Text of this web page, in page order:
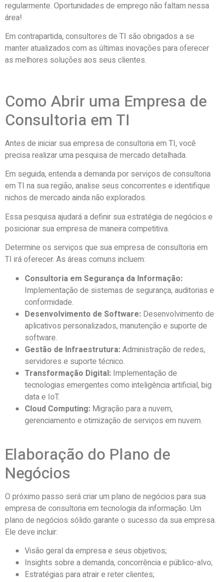
regularmente. Oportunidades de emprego não faltam nessa
área!
Em contrapartida, consultores de TI são obrigados a se
manter atualizados com as últimas inovações para oferecer
as melhores soluções aos seus clientes.
Como Abrir uma Empresa de
Consultoria em TI
Antes de iniciar sua empresa de consultoria em TI, você
precisa realizar uma pesquisa de mercado detalhada.
Em seguida, entenda a demanda por serviços de consultoria
em TI na sua região, analise seus concorrentes e identifique
nichos de mercado ainda não explorados.
Essa pesquisa ajudará a definir sua estratégia de negócios e
posicionar sua empresa de maneira competitiva.
Determine os serviços que sua empresa de consultoria em
TI irá oferecer. As áreas comuns incluem:
Consultoria em Segurança da Informação:
Implementação de sistemas de segurança, auditorias e
conformidade.
Desenvolvimento de Software: Desenvolvimento de
aplicativos personalizados, manutenção e suporte de
software.
Gestão de Infraestrutura:Administração de redes,
servidores e suporte técnico.
Transformação Digital: Implementação de
tecnologias emergentes como inteligência artificial, big
data e IoT.
Cloud Computing: Migração para a nuvem,
gerenciamento e otimização de serviços em nuvem.
Elaboração do Plano de
Negócios
O próximo passo será criar um plano de negócios para sua
empresa de consultoria em tecnologia da informação. Um
plano de negócios sólido garante o sucesso da sua empresa.
Ele deve incluir:
Visão geral da empresa e seus objetivos;
Insights sobre a demanda, concorrência e público-alvo;
Estratégias para atrair e reter clientes;